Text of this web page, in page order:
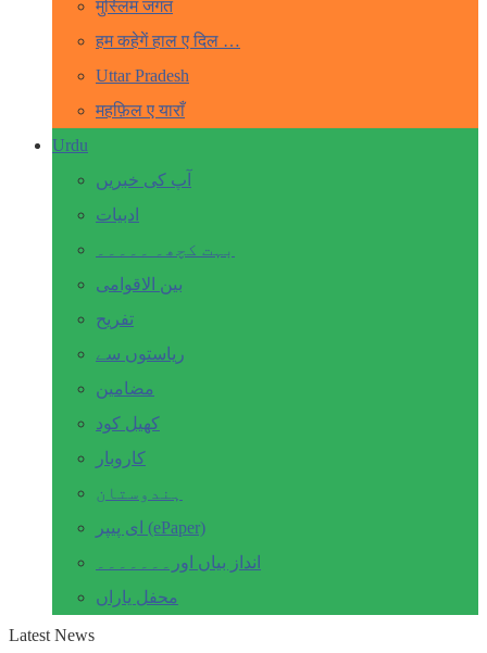
मुस्लिम जगत
हम कहेगें हाल ए दिल …
Uttar Pradesh
महफ़िल ए याराँ
Urdu
آپ کی خبریں
ادبیات
بہت کچھ۔ ۔۔۔۔۔
بین الاقوامی
تفریح
ریاستوں سے
مضامین
کھیل کود
کاروبار
ہندوستان
ای پیپر (ePaper)
انداز بیاں اور۔۔۔۔۔۔۔
محفل یاراں
Latest News